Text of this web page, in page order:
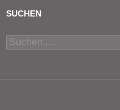
SUCHEN
Suchen
nach: